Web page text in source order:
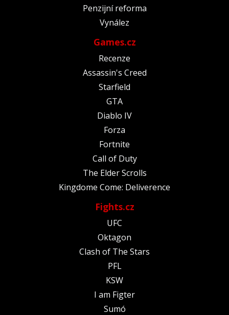
Penzijní reforma
Vynález
Games.cz
Recenze
Assassin's Creed
Starfield
GTA
Diablo IV
Forza
Fortnite
Call of Duty
The Elder Scrolls
Kingdome Come: Deliverence
Fights.cz
UFC
Oktagon
Clash of The Stars
PFL
KSW
I am Figter
Sumó